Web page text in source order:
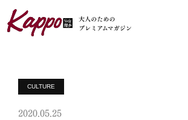
CULTURE
2020.05.25